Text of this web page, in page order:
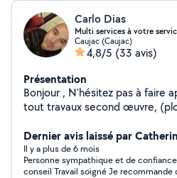
Carlo Dias
Multi services à votre
Caujac (Caujac)
4,8/5 (33 avis)
Présentation
Bonjour , N'hésitez pas à faire
tout travaux second œuvre,
Cordialement
Dernier avis laissé par
Il y a plus de 6 mois
Personne sympathique et de confiance Sérieux et de bon
conseil Travail soigné Je